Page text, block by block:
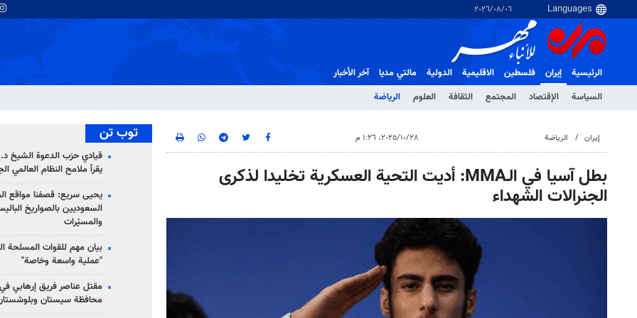
٠٦‏/٠٨‏/٢٠٢٦
الرئيسية
إيران
السياسة
الإقتصاد المجتمع الثقافة العلوم الرياضة
فلسطین الاقلیمیة الدولية مالتي مدیا آخر الأخبار
إيران الرياضة ٢٨‏/١٠‏/٢٠٢٥، ١:٢٦ م
بطل آسيا في الـMMA: أديت التحية العسكرية تخليدا لذكرى
الجنرالات الشهداء
توب تن
قيادي حزب الدعوة الشيخ
يقرأ ملامح النظام العالمي
يحيى سريع: قصفنا مواقع
السعوديين بالصواريخ
والمسيّرات
بيان مهم للقوات المسلحة
"عملية واسعة وخاصة"
مقتل عناصر فريق إرهابي
محافظة سيستان